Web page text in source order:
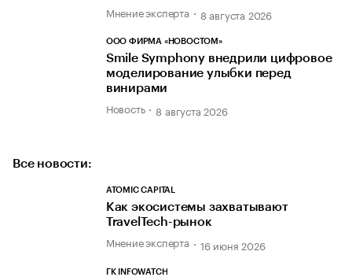
Мнение эксперта 8 августа 2026
ООО ФИРМА «НОВОСТОМ»
Smile Symphony внедрили цифровое
моделирование улыбки перед
винирами
Новость 8 августа 2026
Все новости:
ATOMIC CAPITAL
Как экосистемы захватывают
TravelTech-рынок
Мнение эксперта 16 июня 2026
ГК INFOWATCH